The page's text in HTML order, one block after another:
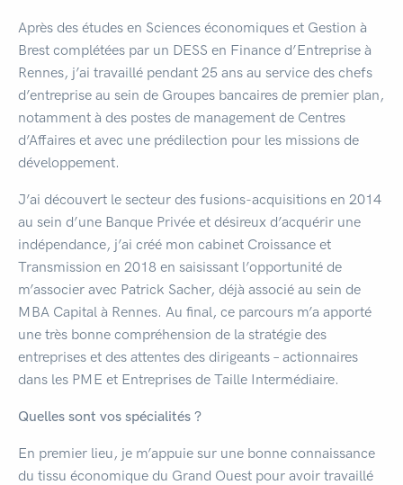
Après des études en Sciences économiques et Gestion à
Brest complétées par un DESS en Finance d’Entreprise à
Rennes, j’ai travaillé pendant 25 ans au service des chefs
d’entreprise au sein de Groupes bancaires de premier plan,
notamment à des postes de management de Centres
d’Affaires et avec une prédilection pour les missions de
développement.
J’ai découvert le secteur des fusions-acquisitions en 2014
au sein d’une Banque Privée et désireux d’acquérir une
indépendance, j’ai créé mon cabinet Croissance et
Transmission en 2018 en saisissant l’opportunité de
m’associer avec Patrick Sacher, déjà associé au sein de
MBA Capital à Rennes. Au final, ce parcours m’a apporté
une très bonne compréhension de la stratégie des
entreprises et des attentes des dirigeants – actionnaires
dans les PME et Entreprises de Taille Intermédiaire.
Quelles sont vos spécialités ?
En premier lieu, je m’appuie sur une bonne connaissance
du tissu économique du Grand Ouest pour avoir travaillé